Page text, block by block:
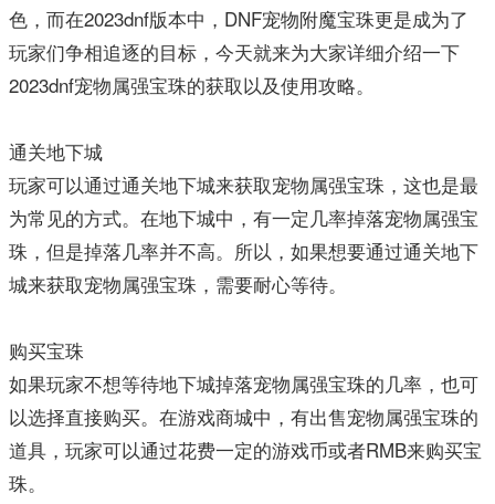
色，而在2023dnf版本中，DNF宠物附魔宝珠更是成为了
玩家们争相追逐的目标，今天就来为大家详细介绍一下
2023dnf宠物属强宝珠的获取以及使用攻略。
通关地下城
玩家可以通过通关地下城来获取宠物属强宝珠，这也是最
为常见的方式。在地下城中，有一定几率掉落宠物属强宝
珠，但是掉落几率并不高。所以，如果想要通过通关地下
城来获取宠物属强宝珠，需要耐心等待。
购买宝珠
如果玩家不想等待地下城掉落宠物属强宝珠的几率，也可
以选择直接购买。在游戏商城中，有出售宠物属强宝珠的
道具，玩家可以通过花费一定的游戏币或者RMB来购买宝
珠。